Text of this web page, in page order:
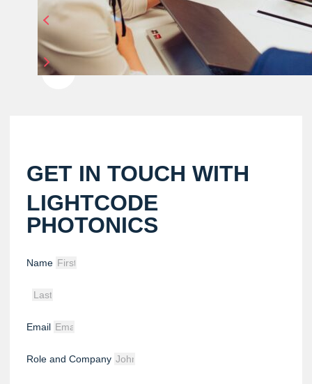
GET IN TOUCH WITH
LIGHTCODE
PHOTONICS
Name
Email
Role and Company